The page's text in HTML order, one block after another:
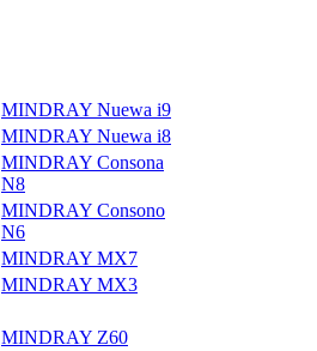
MINDRAY Nuewa i9
MINDRAY Nuewa i8
MINDRAY Consona
N8
MINDRAY Consono
N6
MINDRAY MX7
MINDRAY MX3
MINDRAY Z60